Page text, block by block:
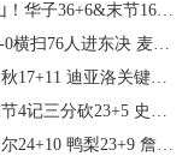
末节16分 文班恶犯驱逐
进东决 麦克布莱德7三分
迪亚洛关键上篮不中
23+5 史密斯14+12+13
梨23+9 詹姆斯19投19分